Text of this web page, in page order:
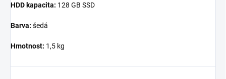
HDD kapacita: 128 GB SSD
Barva: šedá
Hmotnost: 1,5 kg